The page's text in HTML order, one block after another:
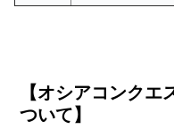
【オシアコンクエ
ついて】